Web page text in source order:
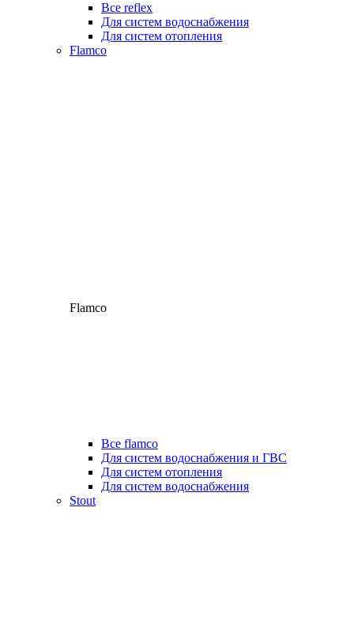
Все reflex
Для систем водоснабжения
Для систем отопления
Flamco
Flamco
Все flamco
Для систем водоснабжения и ГВС
Для систем отопления
Для систем водоснабжения
Stout